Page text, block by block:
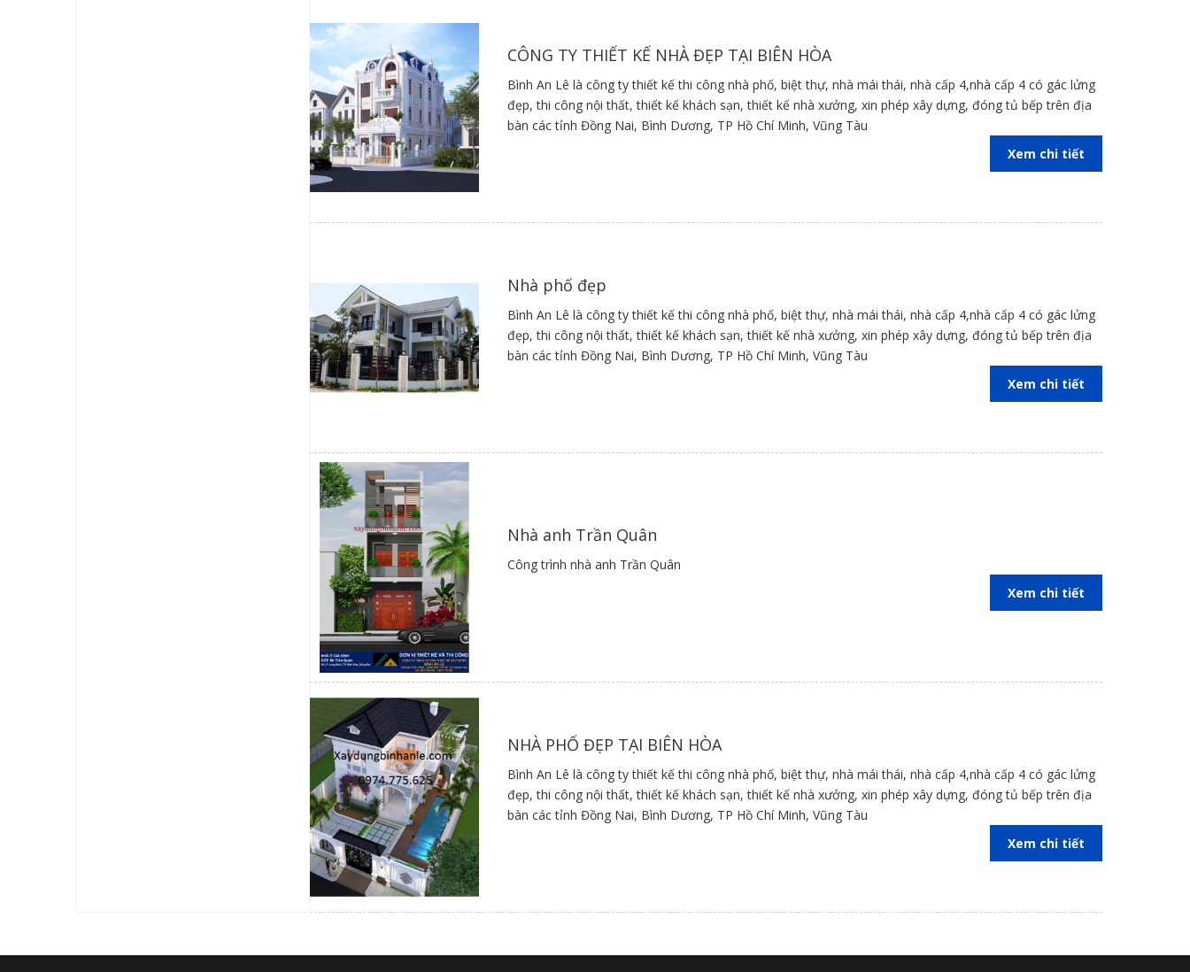
CÔNG TY THIẾT KẾ NHÀ ĐẸP TẠI BIÊN HÒA
Bình An Lê là công ty thiết kế thi công nhà phố, biệt thự, nhà mái thái, nhà cấp 4,nhà cấp 4 có gác lửng
đẹp, thi công nội thất, thiết kế khách sạn, thiết kế nhà xưởng, xin phép xây dựng, đóng tủ bếp trên địa
bàn các tỉnh Đồng Nai, Bình Dương, TP Hồ Chí Minh, Vũng Tàu
Xem chi tiết
Nhà phố đẹp
Bình An Lê là công ty thiết kế thi công nhà phố, biệt thự, nhà mái thái, nhà cấp 4,nhà cấp 4 có gác lửng
đẹp, thi công nội thất, thiết kế khách sạn, thiết kế nhà xưởng, xin phép xây dựng, đóng tủ bếp trên địa
bàn các tỉnh Đồng Nai, Bình Dương, TP Hồ Chí Minh, Vũng Tàu
Xem chi tiết
Nhà anh Trần Quân
Công trình nhà anh Trần Quân
Xem chi tiết
NHÀ PHỐ ĐẸP TẠI BIÊN HÒA
Bình An Lê là công ty thiết kế thi công nhà phố, biệt thự, nhà mái thái, nhà cấp 4,nhà cấp 4 có gác lửng
đẹp, thi công nội thất, thiết kế khách sạn, thiết kế nhà xưởng, xin phép xây dựng, đóng tủ bếp trên địa
bàn các tỉnh Đồng Nai, Bình Dương, TP Hồ Chí Minh, Vũng Tàu
Xem chi tiết